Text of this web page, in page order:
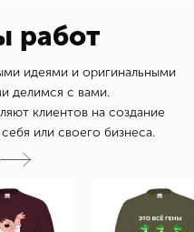
работ
идеями и оригинальными
делимся с вами.
клиентов на создание
или своего бизнеса.